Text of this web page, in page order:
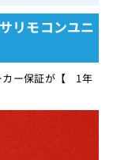
リモコンユニ
ー保証が【 1年